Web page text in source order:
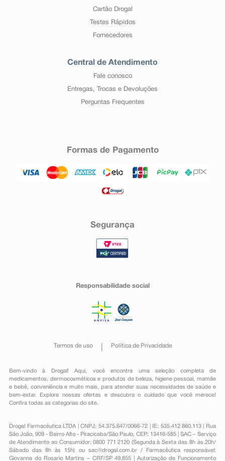
Cartão Drogal
Testes Rápidos
Fornecedores
Central de Atendimento
Fale conosco
Entregas, Trocas e Devoluções
Perguntas Frequentes
Formas de Pagamento
Segurança
Responsabilidade social
Termos de uso Política de Privacidade
Bem-vindo à Drogal! Aqui, você encontra uma seleção completa de
medicamentos , dermocosméticos e produtos de beleza, higiene pessoal ,mamãe
e bebê, conveniênciae muito mais, para atender suas necessidades de saúde e
bem-estar. Explore nossas ofertas e descubra o cuidado que você merece!
Confira todas as categorias do site.
Drogal Farmacêutica LTDA | CNPJ: 54.375.647/0066-72 | IE: 535.412.860.113 | Rua
São João, 909 - Bairro Alto - Piracicaba/São Paulo, CEP: 13416-585 | SAC – Serviço
de Atendimento ao Consumidor: 0800 771 2120 (Segunda à Sexta das 8h às 20h/
Sábado das 8h às 15h) ou sac@drogal.com.br/ Farmacêutica responsável:
Giovanna do Rosario Martins – CRF/SP 49.855 | Autorização de Funcionamento